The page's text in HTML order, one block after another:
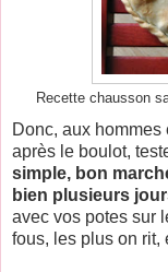
Recette chausson
Donc, aux
après le boulot,
simple, bon
bien plusieurs
avec vos potes sur
fous, les plus on rit,